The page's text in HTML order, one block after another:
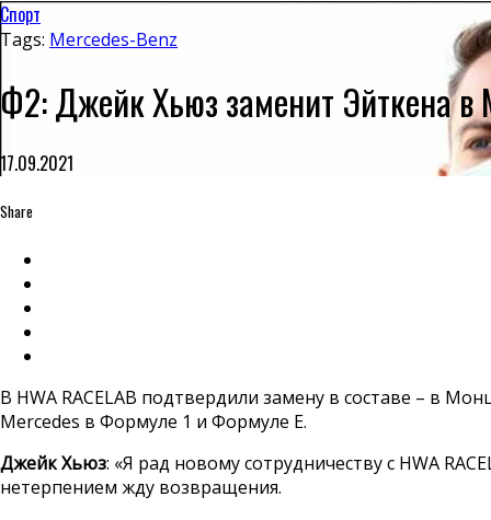
Спорт
Tags: Mercedes-Benz
Ф2: Джейк Хьюз заменит Эйткена в
17.09.2021
Share
В HWA RACELAB подтвердили замену в составе – в
Mercedes в Формуле 1 и Формуле Е.
Джейк Хьюз: «Я рад новому сотрудничеству с HWA
нетерпением жду возвращения.